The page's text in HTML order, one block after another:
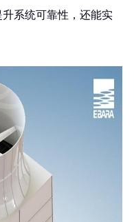
系统可靠性，还能实